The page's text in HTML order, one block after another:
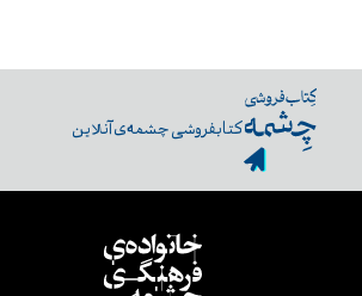
کتابفروشی چشمه‌ی آنلاین